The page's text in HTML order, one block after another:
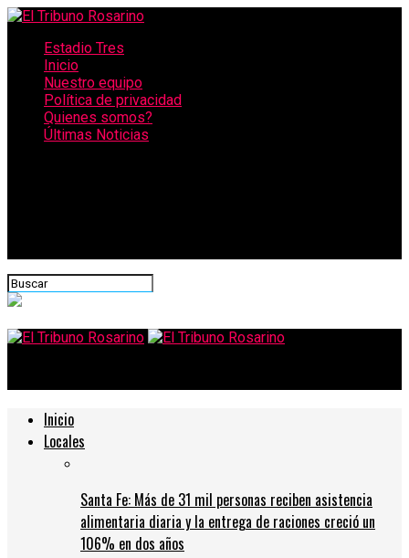
Estadio Tres
Inicio
Nuestro equipo
Política de privacidad
Quienes somos?
Últimas Noticias
Inicio
Locales
Santa Fe: Más de 31 mil personas reciben asistencia
alimentaria diaria y la entrega de raciones creció un
106% en dos años